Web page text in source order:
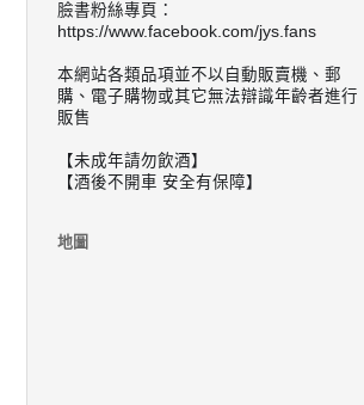
臉書粉絲專頁：
https://www.facebook.com/jys.fans
本網站各類品項並不以自動販賣機、郵
購、電子購物或其它無法辯識年齡者進行
販售
【未成年請勿飲酒】
【酒後不開車 安全有保障】
地圖